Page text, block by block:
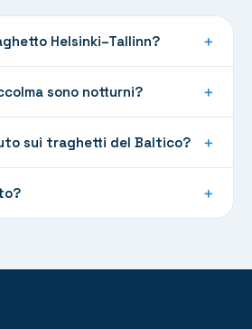
Helsinki–Tallinn? ＋
sono notturni? ＋
sui traghetti del Baltico? ＋
＋